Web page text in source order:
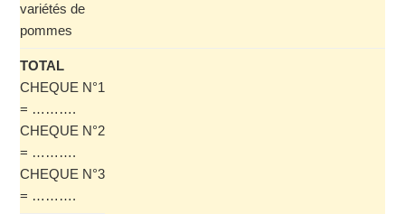
variétés de
pommes
TOTAL
CHEQUE N°1
= ……….
CHEQUE N°2
= ……….
CHEQUE N°3
= ……….